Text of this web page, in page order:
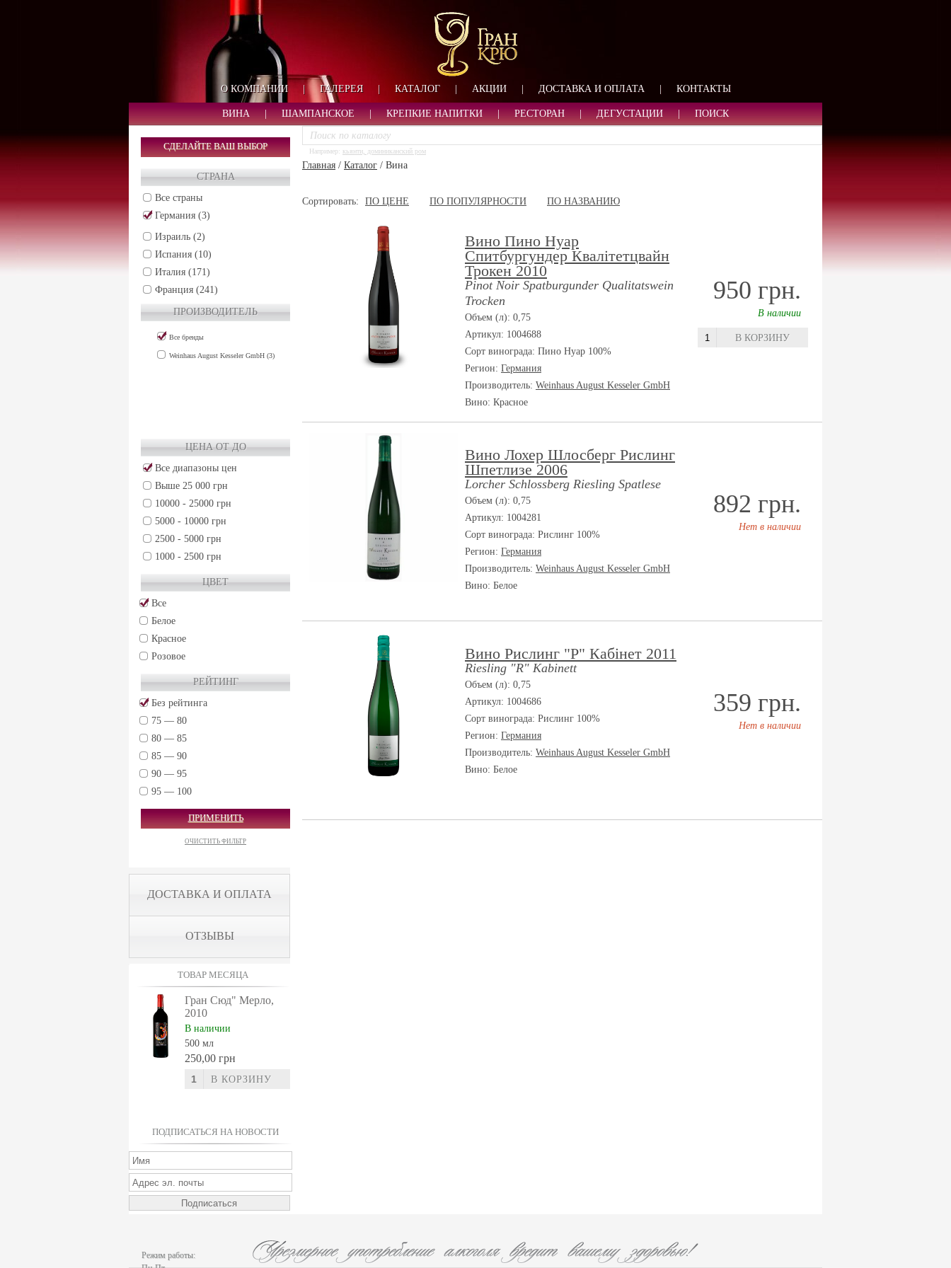
ЛОГИН
ЗАПОМНИТЬ МЕНЯ
ВАШЕ ИМЯ:
ТЕЛЕФОН:
ИМЯ
О КОМПАНИИ | ГАЛЕРЕЯ | КАТАЛОГ АКЦИИ ДОСТАВКА И ОПЛАТА КОНТАКТЫ
ВИНА ШАМПАНСКОЕ КРЕПКИЕ НАПИТКИ РЕСТОРАН ДЕГУСТАЦИИ ПОИСК
СДЕЛАЙТЕ ВАШ ВЫБОР
СТРАНА
Все страны
Германия (3)
Израиль (2)
Испания (10)
Италия (171)
Франция (241)
Чили (30)
ПРОИЗВОДИТЕЛЬ
Все бренды
Weinhaus August Kesseler GmbH (3)
ЦЕНА ОТ ДО
Все диапазоны цен
Выше 25 000 грн
10000 - 25000 грн
5000 - 10000 грн
2500 - 5000 грн
1000 - 2500 грн
250 - 500 грн
50 - 250 грн
ЦВЕТ
Все
Белое
Красное
Розовое
РЕЙТИНГ
Без рейтинга
75 — 80
80 — 85
85 — 90
90 — 95
95 — 100
ПРИМЕНИТЬ
ОЧИСТИТЬ ФИЛЬТР
ДОСТАВКА И ОПЛАТА
ОТЗЫВЫ
ТОВАР МЕСЯЦА
Гран Сюд" Мерло,
2010
В наличии
500 мл
250,00 грн
ПОДПИСАТЬСЯ НА НОВОСТИ
Например: кьянти, доминиканский ром
Главная / Каталог / Вина
Сортировать: ПО ЦЕНЕ ПО ПОПУЛЯРНОСТИ ПО НАЗВАНИЮ
Вино Пино Нуар
Спитбургундер Квалітетцвайн
Трокен 2010
Pinot Noir Spatburgunder Qualitatswein
Trocken
Объем (л): 0,75
Артикул: 1004688
Сорт винограда: Пино Нуар 100%
Регион: Германия
Производитель: Weinhaus August Kesseler GmbH
Вино: Красное
950 грн.
В наличии
В КОРЗИНУ
Вино Лохер Шлосберг Рислинг
Шпетлизе 2006
Lorcher Schlossberg Riesling Spatlese
Объем (л): 0,75
Артикул: 1004281
Сорт винограда: Рислинг 100%
Регион: Германия
Производитель: Weinhaus August Kesseler GmbH
Вино: Белое
892 грн.
Нет в наличии
Вино Рислинг "P" Кабінет 2011
Riesling "R" Kabinett
Объем (л): 0,75
Артикул: 1004686
Сорт винограда: Рислинг 100%
Регион: Германия
Производитель: Weinhaus August Kesseler GmbH
Вино: Белое
359 грн.
Нет в наличии
Режим работы: